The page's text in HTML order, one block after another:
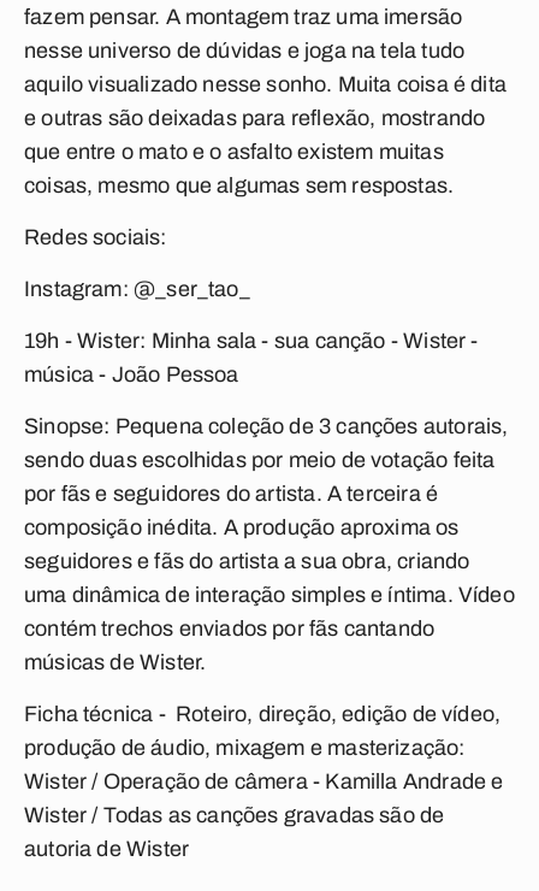
fazem pensar. A montagem traz uma imersão
nesse universo de dúvidas e joga na tela tudo
aquilo visualizado nesse sonho. Muita coisa é dita
e outras são deixadas para reflexão, mostrando
que entre o mato e o asfalto existem muitas
coisas, mesmo que algumas sem respostas.
Redes sociais:
Instagram: @_ser_tao_
19h - Wister: Minha sala - sua canção -Wister -
música - João Pessoa
Sinopse: Pequena coleção de 3 canções autorais,
sendo duas escolhidas por meio de votação feita
por fãs e seguidores do artista. A terceira é
composição inédita. A produção aproxima os
seguidores e fãs do artista a sua obra, criando
uma dinâmica de interação simples e íntima. Vídeo
contém trechos enviados por fãs cantando
músicas de Wister.
Ficha técnica - Roteiro, direção, edição de vídeo,
produção de áudio, mixagem e masterização:
Wister / Operação de câmera - Kamilla Andrade e
Wister / Todas as canções gravadas são de
autoria de Wister